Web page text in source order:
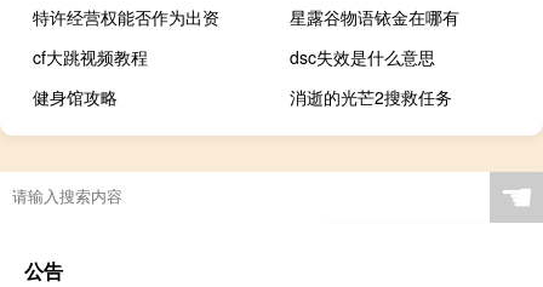
特许经营权能否作为出资
星露谷物语铱金在哪有
cf大跳视频教程
dsc失效是什么意思
健身馆攻略
消逝的光芒2搜救任务
☚
公告